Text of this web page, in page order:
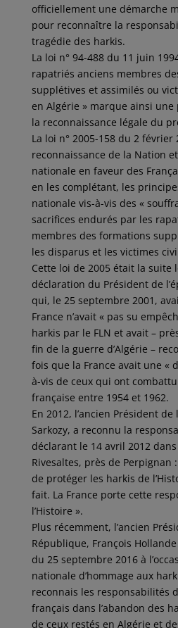
officiellement une démarche
pour reconnaître la
tragédie des harkis.
La loi n° 94-488 du 11 juin
rapatriés anciens membres
supplétives et assimilés ou
en Algérie » marque ainsi
la reconnaissance légale du
La loi n° 2005-158 du 2
reconnaissance de la Nation
nationale en faveur des
en les complétant, les
nationale vis-à-vis des «
sacrifices endurés par les
membres des formations
les disparus et les victimes
Cette loi de 2005 était la suite
déclaration du Président de
qui, le 25 septembre 2001,
France n’avait « pas su
harkis par le FLN et avait –
fin de la guerre d’Algérie –
fois que la France avait une «
à-vis de ceux qui ont combattu
française entre 1954 et 1962.
En 2012, l’ancien Président
Sarkozy, a reconnu la
déclarant le 14 avril 2012
Rivesaltes, près de Perpignan
de protéger les harkis de
fait. La France porte cette
l’Histoire ».
Plus récemment, l’ancien
République, François
du 25 septembre 2016 à
nationale d’hommage aux
reconnais les responsabilités
français dans l’abandon des
de ceux restés en Algérie et